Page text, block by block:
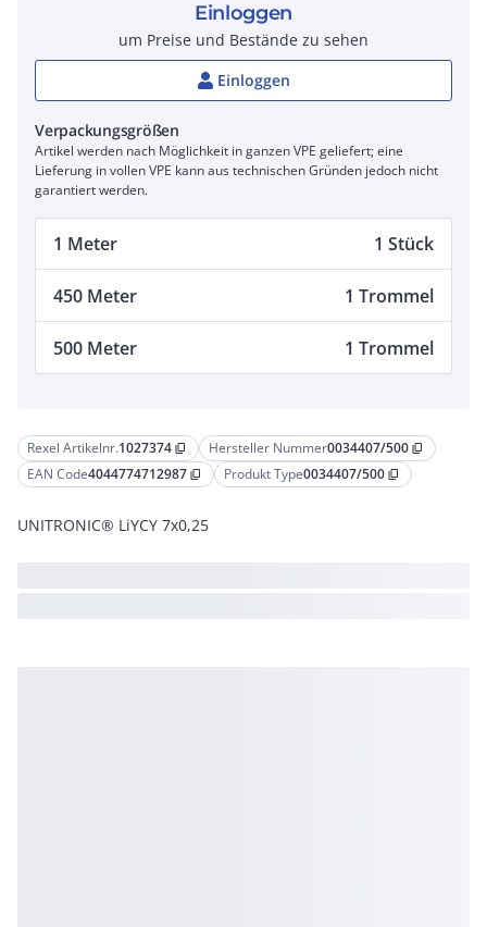
Rexel Artikelnr.1027374 content_copy Hersteller Nummer0034407/500 content_copy
EAN Code4044774712987 content_copy Produkt Type0034407/500 content_copy
UNITRONIC® LiYCY 7x0,25
Einloggen
um Preise und Bestände zu sehen
Einloggen
Verpackungsgrößen
Artikel werden nach Möglichkeit in ganzen VPE geliefert; eine
Lieferung in vollen VPE kann aus technischen Gründen jedoch nicht
garantiert werden.
1 Meter 1 Stück
450 Meter 1 Trommel
500 Meter 1 Trommel